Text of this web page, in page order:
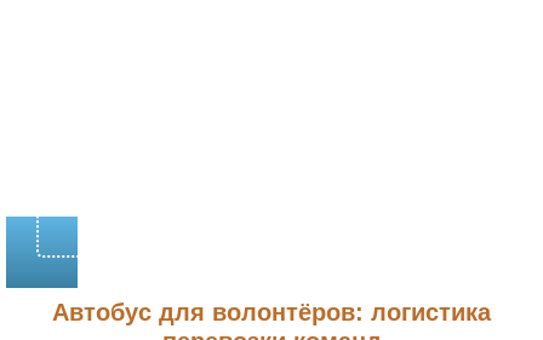
Автобус для волонтёров: логистика